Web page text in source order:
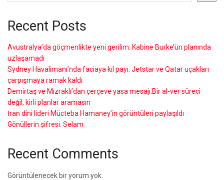
Recent Posts
Avustralya’da göçmenlikte yeni gerilim: Kabine Burke’ün planında
uzlaşamadı
Sydney Havalimanı’nda faciaya kıl payı: Jetstar ve Qatar uçakları
çarpışmaya ramak kaldı
Demirtaş ve Mızraklı’dan çerçeve yasa mesajı:Bir al-ver süreci
değil, kirli planlar aramasın
İran dini lideri Mücteba Hamaney’in görüntüleri paylaşıldı
Gönüllerin şifresi: Selam
Recent Comments
Görüntülenecek bir yorum yok.